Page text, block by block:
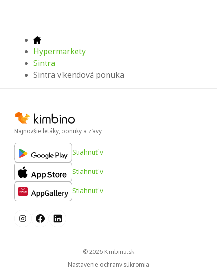
Hypermarkety
Sintra
Sintra víkendová ponuka
Najnovšie letáky, ponuky a zľavy
Stiahnuť v
Stiahnuť v
Stiahnuť v
© 2026
kimbino.sk
Nastavenie ochrany súkromia